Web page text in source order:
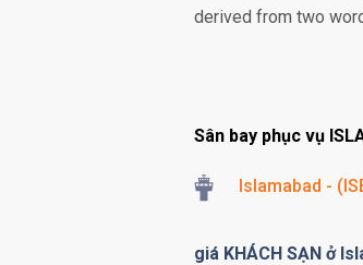
derived from two
Sân bay phục vụ
Islamabad -
giá KHÁCH SẠN ở